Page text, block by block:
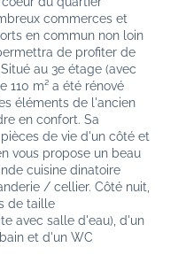
commerces et
en commun non loin
de profiter de
au 3e étage (avec
110 m² a été rénové
éléments de l'ancien
en confort. Sa
de vie d'un côté et
vous propose un beau
cuisine dinatoire
/ cellier. Côté nuit,
de taille
avec salle d'eau), d'un
et d'un WC